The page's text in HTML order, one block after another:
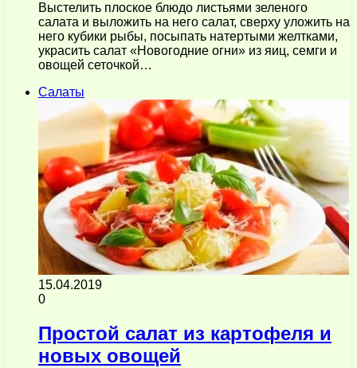
Выстелить плоское блюдо листьями зеленого
салата и выложить на него салат, сверху уложить на
него кубики рыбы, посыпать натертыми желтками,
украсить салат «Новогодние огни» из яиц, семги и
овощей сеточкой…
Салаты
15.04.2019
0
Простой салат из картофеля и
новых овощей